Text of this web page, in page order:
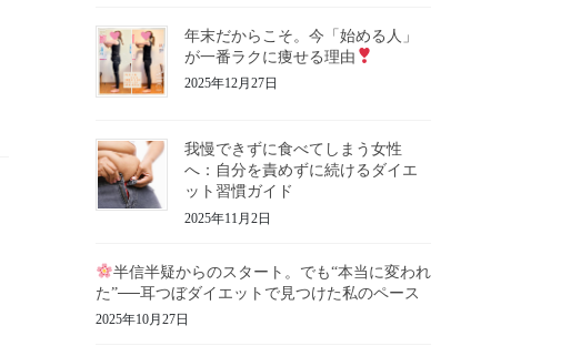
年末だからこそ。今「始める人」
が一番ラクに痩せる理由
2025年12月27日
我慢できずに食べてしまう女性
へ：自分を責めずに続けるダイエ
ット習慣ガイド
2025年11月2日
半信半疑からのスタート。でも“本当に変われ
た”──耳つぼダイエットで見つけた私のペース
2025年10月27日